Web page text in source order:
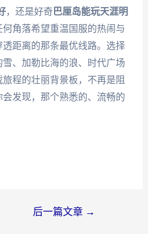
，还是好奇巴厘岛能玩天涯明
角落希望重温国服的热闹与
距离的那条最优线路。选择
、加勒比海的浪、时代广场
程的壮丽背景板，不再是阻
发现，那个熟悉的、流畅的
后一篇文章 →